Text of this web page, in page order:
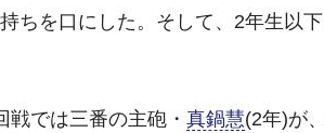
ちを口にした。そして、2年生以
では三番の主砲・ 真鍋慧(2年)が